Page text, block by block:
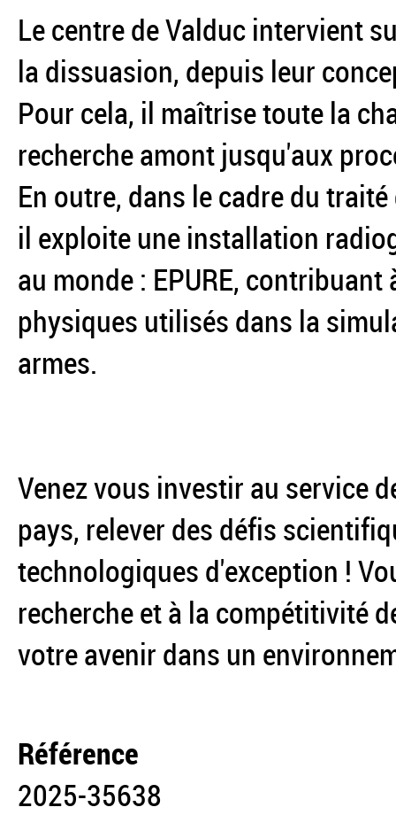
Le centre de Valduc intervient
la dissuasion, depuis leur
Pour cela, il maîtrise toute la
recherche amont jusqu'aux
En outre, dans le cadre du
il exploite une installation
au monde : EPURE,
physiques utilisés dans la
armes.
Venez vous investir au service
pays, relever des défis
technologiques d'exception !
recherche et à la compétitivité
votre avenir dans un
Référence
2025-35638